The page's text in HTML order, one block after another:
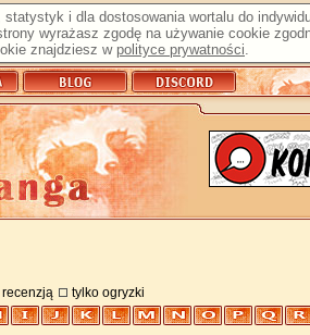
i dla dostosowania wortalu do
wyrażasz zgodę na używanie cookie
znajdziesz w polityce prywatności.
recenzją tylko ogryzki